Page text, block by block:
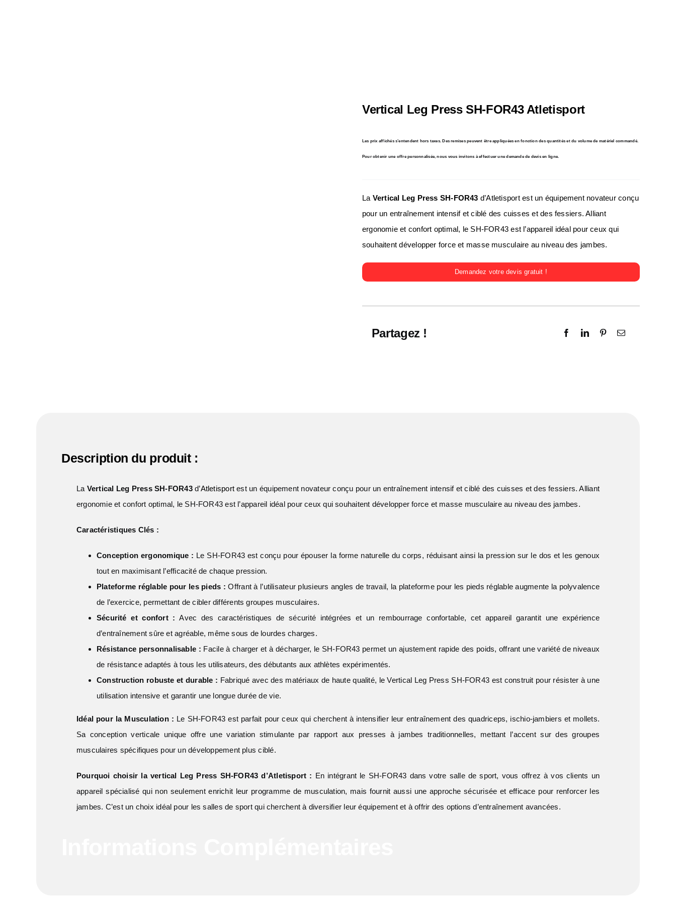
Vertical Leg Press SH-FOR43 Atletisport
Les prix affichés s’entendent hors taxes. Des remises peuvent être appliquées en fonction des quantités et du volume de matériel commandé.
Pour obtenir une offre personnalisée, nous vous invitons à effectuer une demande de devis en ligne.
La Vertical Leg Press SH-FOR43 d’Atletisport est un équipement novateur conçu
pour un entraînement intensif et ciblé des cuisses et des fessiers. Alliant
ergonomie et confort optimal, le SH-FOR43 est l’appareil idéal pour ceux qui
souhaitent développer force et masse musculaire au niveau des jambes.
Demandez votre devis gratuit !
Partagez !
Description du produit :
La Vertical Leg Press SH-FOR43d’Atletisport est un équipement novateur conçu pour un entraînement intensif et ciblé des cuisses et des fessiers. Alliant
ergonomie et confort optimal, le SH-FOR43 est l’appareil idéal pour ceux qui souhaitent développer force et masse musculaire au niveau des jambes.
Caractéristiques Clés :
Conception ergonomique : Le SH-FOR43 est conçu pour épouser la forme naturelle du corps, réduisant ainsi la pression sur le dos et les genoux
tout en maximisant l’efficacité de chaque pression.
Plateforme réglable pour les pieds : Offrant à l’utilisateur plusieurs angles de travail, la plateforme pour les pieds réglable augmente la polyvalence
de l’exercice, permettant de cibler différents groupes musculaires.
Sécurité et confort : Avec des caractéristiques de sécurité intégrées et un rembourrage confortable, cet appareil garantit une expérience
d’entraînement sûre et agréable, même sous de lourdes charges.
Résistance personnalisable : Facile à charger et à décharger, le SH-FOR43 permet un ajustement rapide des poids, offrant une variété de niveaux
de résistance adaptés à tous les utilisateurs, des débutants aux athlètes expérimentés.
Construction robuste et durable : Fabriqué avec des matériaux de haute qualité, le Vertical Leg Press SH-FOR43 est construit pour résister à une
utilisation intensive et garantir une longue durée de vie.
Idéal pour la Musculation : Le SH-FOR43 est parfait pour ceux qui cherchent à intensifier leur entraînement des quadriceps, ischio-jambiers et mollets.
Sa conception verticale unique offre une variation stimulante par rapport aux presses à jambes traditionnelles, mettant l’accent sur des groupes
musculaires spécifiques pour un développement plus ciblé.
Pourquoi choisir la vertical Leg Press SH-FOR43 d’Atletisport : En intégrant le SH-FOR43 dans votre salle de sport, vous offrez à vos clients un
appareil spécialisé qui non seulement enrichit leur programme de musculation, mais fournit aussi une approche sécurisée et efficace pour renforcer les
jambes. C’est un choix idéal pour les salles de sport qui cherchent à diversifier leur équipement et à offrir des options d’entraînement avancées.